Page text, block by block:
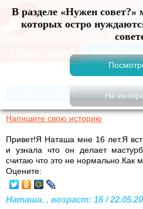
В разделе «Нужен совет?»
которых остро
Нужен совет?
Напишите свою историю
Привет!Я Наташа мне 16 лет.Я
и узнала что он делает
считаю что это не нормально.Как
Оцените:
Наташа. , возраст: 16 /